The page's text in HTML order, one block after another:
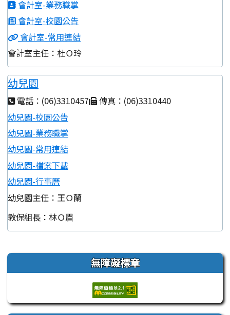
會計室-業務職掌
會計室-校園公告
會計室-常用連結
會計室主任：杜Ｏ玲
幼兒園
電話：(06)3310457
傳真：(06)3310440
幼兒園-校園公告
幼兒園-業務職掌
幼兒園-常用連結
幼兒園-檔案下載
幼兒園-行事曆
幼兒園主任：王Ｏ蘭
教保組長：林Ｏ眉
左邊區域內容 無障礙標章